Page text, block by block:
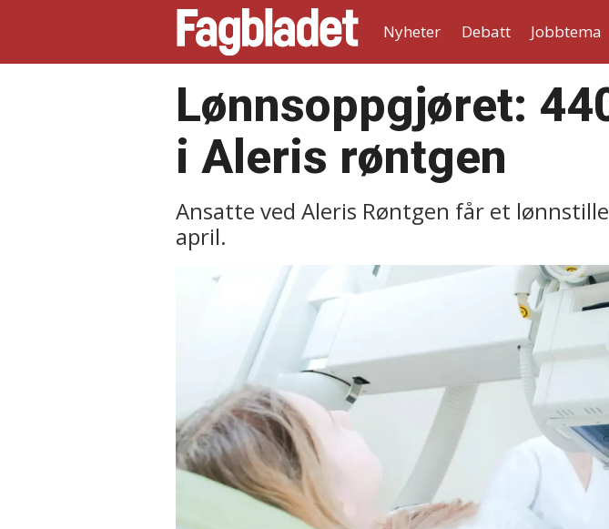
Nyheter Debatt Jobbtema
Lønnsoppgjøret:
i Aleris røntgen
Ansatte ved Aleris Røntgen får et
april.